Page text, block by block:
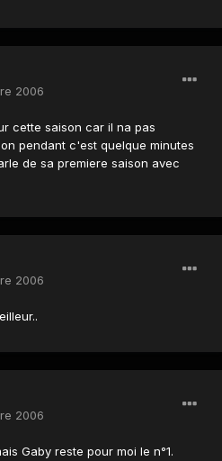
2006
cette saison car il na pas
pendant c'est quelque minutes
de sa premiere saison avec
2006
2006
Gaby reste pour moi le n°1.